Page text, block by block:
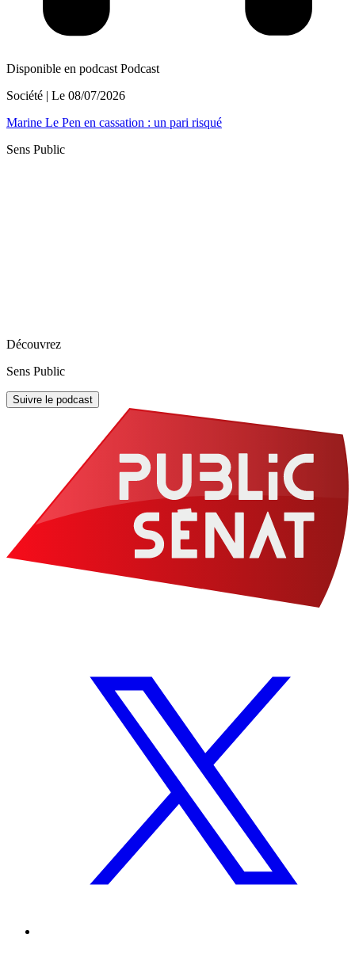
Disponible en podcast Podcast
Société | Le 08/07/2026
Marine Le Pen en cassation : un pari risqué
Sens Public
Découvrez
Sens Public
Suivre le podcast